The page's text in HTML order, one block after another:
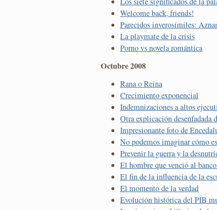
Welcome back, friends!
Parecidos inverosímiles:
La playmate de la crisis
Porno vs novela romántica
Octubre 2008
Rana o Reina
Crecimiento exponencial
Indemnizaciones a altos
Otra explicación desenfadada
Impresionante foto de
No podemos imaginar cómo
Prevenir la guerra y la
El hombre que venció al
El fin de la influencia de la
El momento de la verdad
Evolución histórica del PIB